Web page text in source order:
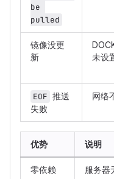
be
pulled
镜像没更
新
未设
EOF 推送
失败
网络
优势 说明
零依赖 服务器